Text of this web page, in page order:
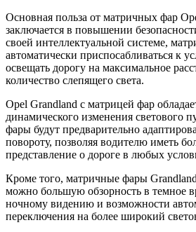
Основная польза от матричных фар
заключается в повышении
своей интеллектуальной системе,
автоматически приспосабливаться к
освещать дорогу на максимальное
количество слепящего света.
Opel Grandland с матрицей фар
динамического изменения светового
фары будут предварительно
повороту, позволяя водителю иметь
представление о дороге в любых
Кроме того, матричные фары
можно большую обзорность в темное
ночному видению и возможности
переключения на более широкий